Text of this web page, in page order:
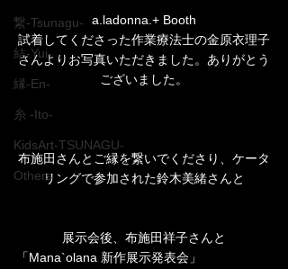
繋-Tsunagu-
結-Yui-
縁-En-
糸 -Ito-
KidsArt-TSUNAGU-
Others
a.ladonna.+ Booth
試着してくださった作業療法士の金原衣理子
さんよりお写真いただきました。ありがとう
ございました。
布施田さんとご縁を繋いでくださり、ケータ
リングで参加された鈴木美緒さんと
展示会後、布施田祥子さんと
「Mana`olana 新作展示発表会」